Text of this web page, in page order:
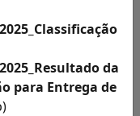
da
para Entrega de